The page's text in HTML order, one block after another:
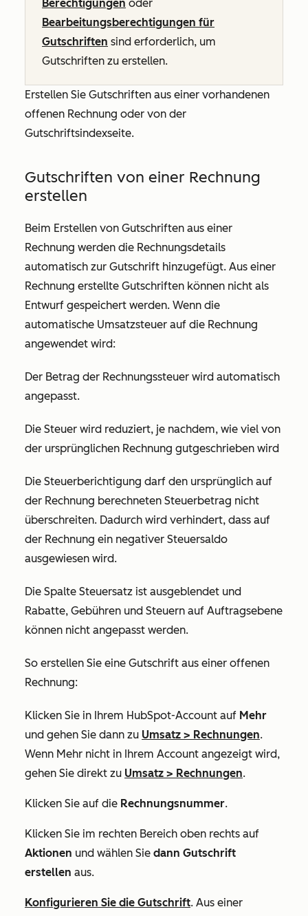
Berechtigungen oder
Bearbeitungsberechtigungen für
Gutschriften sind erforderlich, um
Gutschriften zu erstellen.
Erstellen Sie Gutschriften aus einer vorhandenen
offenen Rechnung oder von der
Gutschriftsindexseite.
Gutschriften von einer Rechnung
erstellen
Beim Erstellen von Gutschriften aus einer
Rechnung werden die Rechnungsdetails
automatisch zur Gutschrift hinzugefügt. Aus einer
Rechnung erstellte Gutschriften können nicht als
Entwurf gespeichert werden. Wenn die
automatische Umsatzsteuer auf die Rechnung
angewendet wird:
Der Betrag der Rechnungssteuer wird automatisch
angepasst.
Die Steuer wird reduziert, je nachdem, wie viel von
der ursprünglichen Rechnung gutgeschrieben wird
Die Steuerberichtigung darf den ursprünglich auf
der Rechnung berechneten Steuerbetrag nicht
überschreiten. Dadurch wird verhindert, dass auf
der Rechnung ein negativer Steuersaldo
ausgewiesen wird.
Die Spalte Steuersatz ist ausgeblendet und
Rabatte, Gebühren und Steuern auf Auftragsebene
können nicht angepasst werden.
So erstellen Sie eine Gutschrift aus einer offenen
Rechnung:
Klicken Sie in Ihrem HubSpot-Account auf Mehr
und gehen Sie dann zu Umsatz > Rechnungen.
Wenn Mehr nicht in Ihrem Account angezeigt wird,
gehen Sie direkt zu Umsatz > Rechnungen.
Klicken Sie auf die Rechnungsnummer.
Klicken Sie im rechten Bereich oben rechts auf
Aktionen und wählen Sie dann Gutschrift
erstellen aus.
Konfigurieren Sie die Gutschrift. Aus einer